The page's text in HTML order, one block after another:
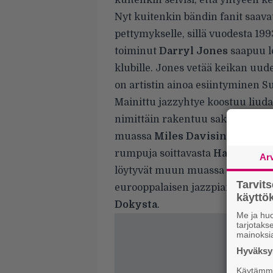
Nyt kuitenkin bändin fanit
pettymykselle, sillä vuodesta
toiminut Darryl Jones saapuu
klubille. Jones vetää keikan
on artistin ainoa esiintyminen
Mainittu jazzyhtye koostuu
nimittäin rakentuu saksofonisti
muassa Miles Davisin ja The
rumpuja soittavasta Harvey
löytyvät muun muassa Björkja
eurooppalaisen jazzpianismin
Dokysta.
Me ja